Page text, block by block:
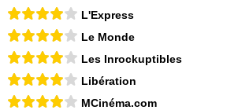
L'Express
Le Monde
Les Inrockuptibles
Libération
MCinéma.com